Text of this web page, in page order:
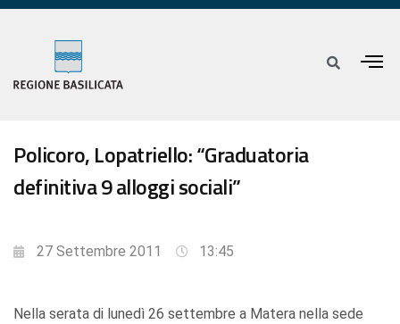
Policoro, Lopatriello: “Graduatoria
definitiva 9 alloggi sociali”
27 Settembre 2011 13:45
Nella serata di lunedì 26 settembre a Matera nella sede